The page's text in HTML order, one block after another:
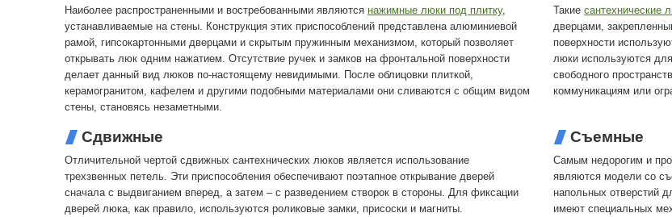
Наиболее распространенными и востребованными являются нажимные люки под плитку,
устанавливаемые на стены. Конструкция этих приспособлений представлена алюминиевой
рамой, гипсокартонными дверцами и скрытым пружинным механизмом, который позволяет
открывать люк одним нажатием. Отсутствие ручек и замков на фронтальной поверхности
делает данный вид люков по-настоящему невидимыми. После облицовки плиткой,
керамогранитом, кафелем и другими подобными материалами они сливаются с общим видом
стены, становясь незаметными.
Такиесантехнические
дверцами,
поверхности
люки используются
свободного
коммуникациям или
Сдвижные
Отличительной чертой сдвижных сантехнических люков является использование
трехзвенных петель. Эти приспособления обеспечивают поэтапное открывание дверей
сначала с выдвиганием вперед, а затем – с разведением створок в стороны. Для фиксации
дверей люка, как правило, используются роликовые замки, присоски и магниты.
Съемные
Самым недорогим и
являются модели со
напольных отверстий
имеют специальных